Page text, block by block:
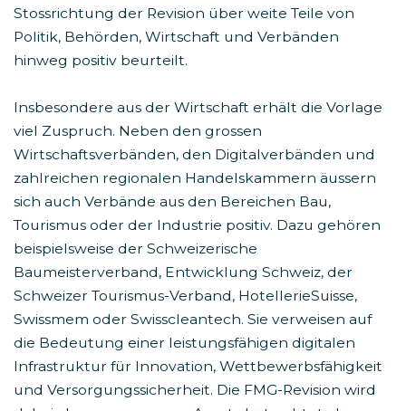
Stossrichtung der Revision über weite Teile von
Politik, Behörden, Wirtschaft und Verbänden
hinweg positiv beurteilt.
Insbesondere aus der Wirtschaft erhält die Vorlage
viel Zuspruch. Neben den grossen
Wirtschaftsverbänden, den Digitalverbänden und
zahlreichen regionalen Handelskammern äussern
sich auch Verbände aus den Bereichen Bau,
Tourismus oder der Industrie positiv. Dazu gehören
beispielsweise der Schweizerische
Baumeisterverband, Entwicklung Schweiz, der
Schweizer Tourismus-Verband, HotellerieSuisse,
Swissmem oder Swisscleantech. Sie verweisen auf
die Bedeutung einer leistungsfähigen digitalen
Infrastruktur für Innovation, Wettbewerbsfähigkeit
und Versorgungssicherheit. Die FMG-Revision wird